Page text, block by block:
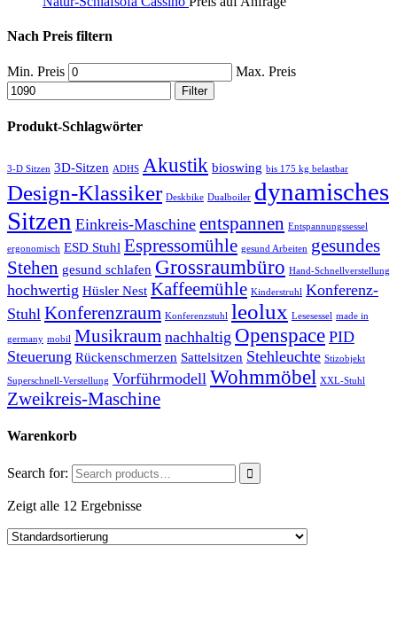
Nach Preis filtern
Min. Preis Max. Preis
Filter
Produkt-Schlagwörter
3-D Sitzen 3D-Sitzen ADHS Akustik bioswing bis 175 kg belastbar
Design-Klassiker Deskbike Dualboiler dynamisches
Sitzen Einkreis-Maschine entspannen Entspannungssessel
ergonomisch ESD Stuhl Espressomühle gesund Arbeiten gesundes
Stehen gesund schlafen Grossraumbüro Hand-Schnellverstellung
hochwertig Hüsler Nest Kaffeemühle Kinderstruhl Konferenz-
Stuhl Konferenzraum Konferenzstuhl leolux Lesesessel made in
germany mobil Musikraum nachhaltig Openspace PID
Steuerung Rückenschmerzen Sattelsitzen Stehleuchte Stizobjekt
Superschnell-Verstellung Vorführmodell Wohmmöbel XXL-Stuhl
Zweikreis-Maschine
Warenkorb
Search for:
Zeigt alle 12 Ergebnisse